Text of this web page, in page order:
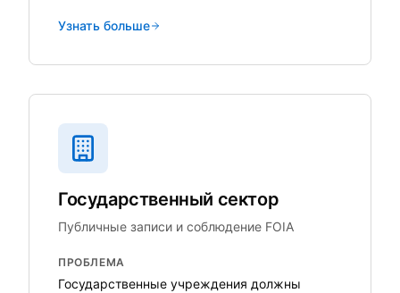
Узнать больше
Государственный сектор
Публичные записи и соблюдение FOIA
ПРОБЛЕМА
Государственные учреждения должны